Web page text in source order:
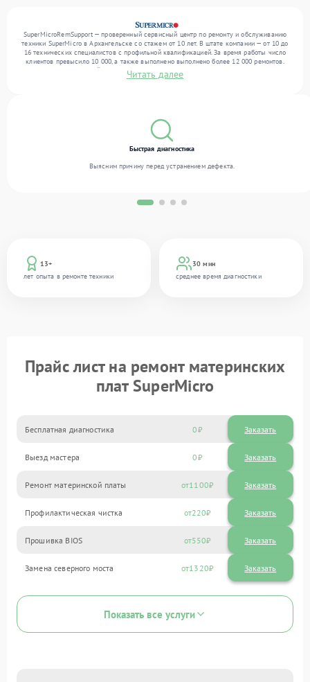
SuperMicroRemSupport — проверенный сервисный центр по ремонту и обслуживанию
техники SuperMicro в Архангельске со стажем от 10 лет. В штате компании — от 10 до
16 технических специалистов с профильной квалификацией. За время работы число
клиентов превысило 10 000, а также выполнено выполнено более 12 000 ремонтов.
Ежемесячно в сервисный центр поступает свыше 300 единиц техники, включая , , . Мы
устраняем поломки любой сложности и гарантируем высокое качество обслуживания
Читать далее
13+
лет опыта в ремонте техники
30 мин
среднее время диагностики
Быстрая диагностика
Выясним причину перед устранением дефекта.
Прайс лист на ремонт материнских
плат SuperMicro
Бесплатная диагностика 0 Заказать
Выезд мастера 0 Заказать
Ремонт материнской платы 1100
Профилактическая чистка 220
Прошивка BIOS 550
Замена северного моста 1320
Показать все услуги